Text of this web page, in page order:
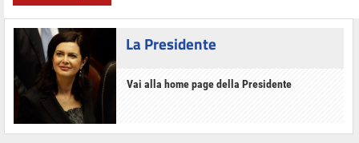
La Presidente
Vai alla home page della Presidente